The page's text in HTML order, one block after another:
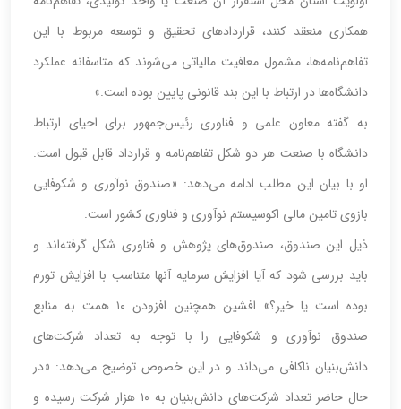
همکاری منعقد کنند، قراردادهای تحقیق و توسعه مربوط با این
تفاهم‌نامه‌ها، مشمول معافیت مالیاتی می‌شوند که متاسفانه عملکرد
دانشگاه‌ها در ارتباط با این بند قانونی پایین بوده است.»
به گفته معاون علمی و فناوری رئیس‌جمهور برای احیای ارتباط
دانشگاه با صنعت هر دو شکل تفاهم‌نامه و قرارداد قابل قبول است.
او با بیان این مطلب ادامه می‌دهد: «صندوق نوآوری و شکوفایی
بازوی تامین مالی اکوسیستم نوآوری و فناوری کشور است.
ذیل این صندوق، صندوق‌های پژوهش و فناوری شکل گرفته‌اند و
باید بررسی شود که آیا افزایش سرمایه آنها متناسب با افزایش تورم
بوده است یا خیر؟» افشین همچنین افزودن ۱۰ همت به منابع
صندوق نوآوری و شکوفایی را با توجه به تعداد شرکت‌های
دانش‌بنیان ناکافی می‌داند و در این خصوص توضیح می‌دهد: «در
حال حاضر تعداد شرکت‌های دانش‌بنیان به ۱۰ هزار شرکت رسیده و